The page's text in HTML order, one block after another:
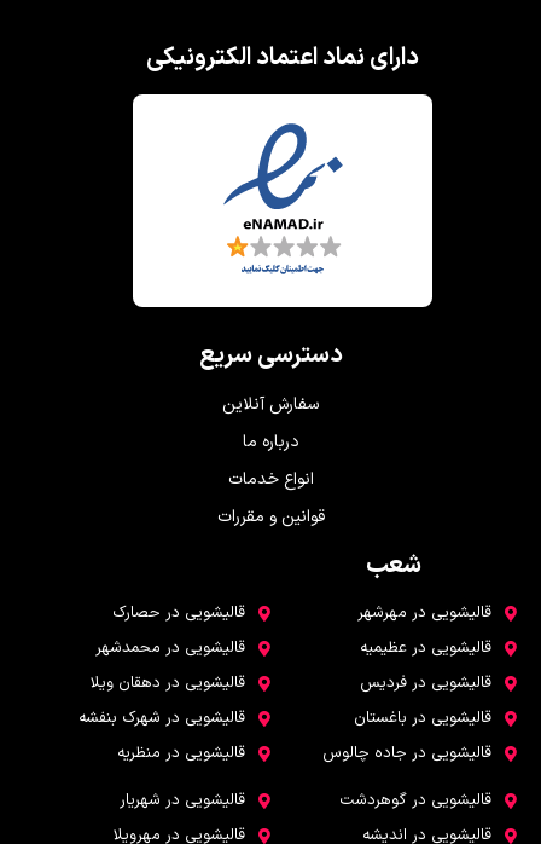
دارای نماد اعتماد الکترونیکی
دسترسی سریع
سفارش آنلاین
درباره ما
انواع خدمات
قوانین و مقررات
شعب
قالیشویی در مهرشهر
قالیشویی در عظیمیه
قالیشویی در فردیس
قالیشویی در باغستان
قالیشویی در جاده چالوس
قالیشویی در گوهردشت
قالیشویی در اندیشه
قالیشویی در حصارک
قالیشویی در محمدشهر
قالیشویی در دهقان ویلا
قالیشویی در شهرک بنفشه
قالیشویی در منظریه
قالیشویی در شهریار
قالیشویی در مهرویلا